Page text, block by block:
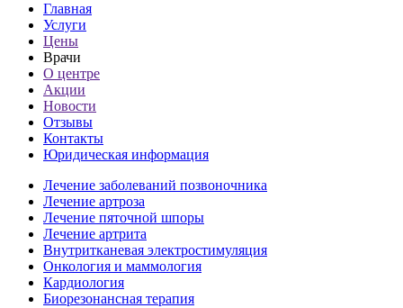
Главная
Услуги
Цены
Врачи
О центре
Акции
Новости
Отзывы
Контакты
Юридическая информация
Лечение заболеваний позвоночника
Лечение артроза
Лечение пяточной шпоры
Лечение артрита
Внутритканевая электростимуляция
Онкология и маммология
Кардиология
Биорезонансная терапия